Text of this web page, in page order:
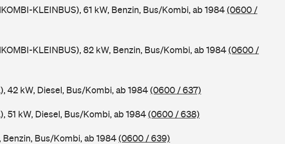
KLEINBUS), 61 kW, Benzin, Bus/Kombi, ab 1984(0600 /
KLEINBUS), 82 kW, Benzin, Bus/Kombi, ab 1984(0600 /
42 kW, Diesel, Bus/Kombi, ab 1984(0600 / 637)
51 kW, Diesel, Bus/Kombi, ab 1984(0600 / 638)
Benzin, Bus/Kombi, ab 1984(0600 / 639)